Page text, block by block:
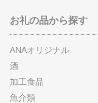
お礼の品から探す
ANAオリジナル
酒
加工食品
魚介類